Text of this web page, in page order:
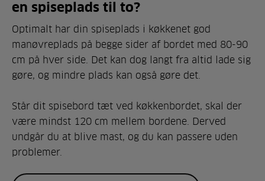
en spiseplads til to?
Optimalt har din spiseplads i køkkenet god
manøvreplads på begge sider af bordet med 80-90
cm på hver side. Det kan dog langt fra altid lade sig
gøre, og mindre plads kan også gøre det.
Står dit spisebord tæt ved køkkenbordet, skal der
være mindst 120 cm mellem bordene. Derved
undgår du at blive mast, og du kan passere uden
problemer.